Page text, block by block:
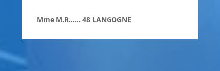
Mme M.R…... 48 LANGOGNE